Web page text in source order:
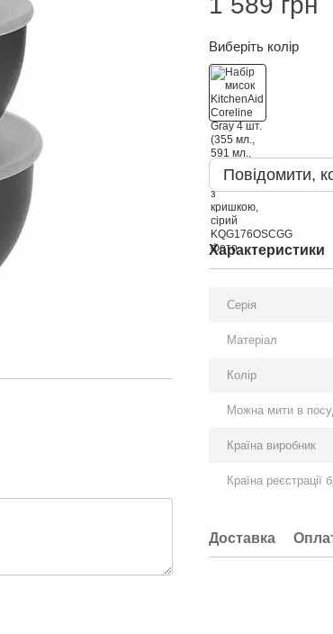
Виберіть колір
Повідомити,
Характеристики
Серія
Матеріал
Колір
Можна мити в
Країна виробник
Країна реєстрації
Доставка